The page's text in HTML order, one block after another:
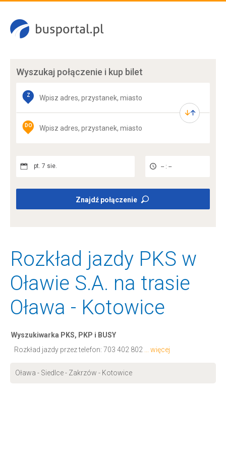
Wyszukaj połączenie i kup bilet
Z
DO
pt. 7 sie. -- : --
Znajdź połączenie
Rozkład jazdy PKS w
Oławie S.A. na trasie
Oława - Kotowice
Wyszukiwarka PKS, PKP i BUSY
Rozkład jazdy przez telefon: 703 402 802 ... więcej
Oława - Siedlce - Zakrzów - Kotowice